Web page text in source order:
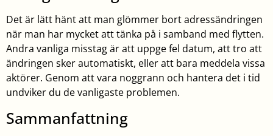
Det är lätt hänt att man glömmer bort adressändringen
när man har mycket att tänka på i samband med flytten.
Andra vanliga misstag är att uppge fel datum, att tro att
ändringen sker automatiskt, eller att bara meddela vissa
aktörer. Genom att vara noggrann och hantera det i tid
undviker du de vanligaste problemen.
Sammanfattning